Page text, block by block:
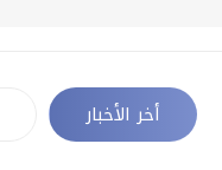
أخر الأخبار